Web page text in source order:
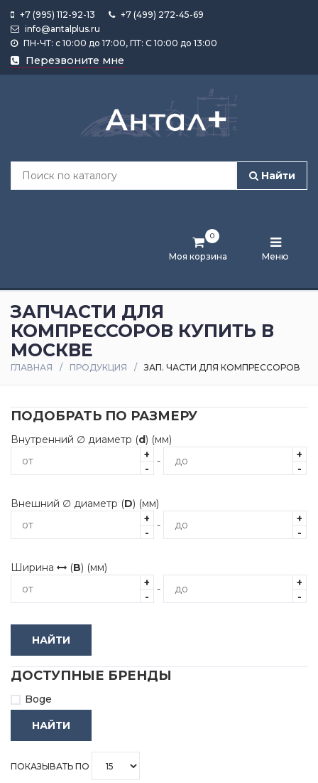
+7 (995) 112-92-13
+7 (499) 272-45-69
info@antalplus.ru
ПН-ЧТ: с 10:00 до 17:00, ПТ: С 10:00 до 13:00
Перезвоните мне
Найти
Моя корзина
0
Меню
Каталог
продукции
Лента
и
статьи
Оплата
и
доставка
Контакты
ЗАПЧАСТИ ДЛЯ
КОМПРЕССОРОВ КУПИТЬ В
МОСКВЕ
ГЛАВНАЯ ПРОДУКЦИЯ ЗАП. ЧАСТИ ДЛЯ КОМПРЕССОРОВ
ПОДОБРАТЬ ПО РАЗМЕРУ
Внутренний ∅ диаметр (d) (мм)
+
-
-
+
-
Внешний ∅ диаметр (D) (мм)
+
-
-
+
-
Ширина (B) (мм)
+
-
-
+
-
НАЙТИ
ДОСТУПНЫЕ БРЕНДЫ
Boge
НАЙТИ
ПОКАЗЫВАТЬ ПО